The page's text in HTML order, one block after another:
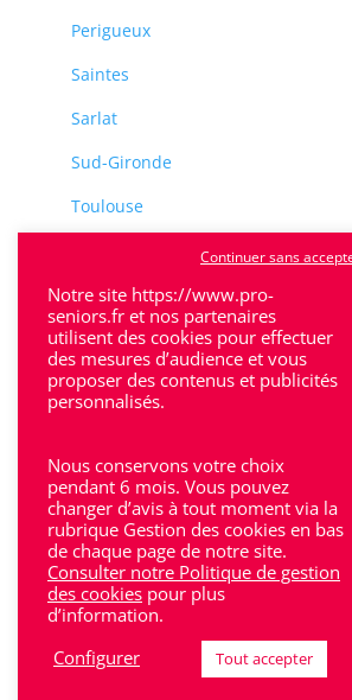
Perigueux
Saintes
Sarlat
Sud-Gironde
Toulouse
Villeneuve-Sur-Lot
Bron
Lyon
Lyon 6
Villeurbanne
Calluire
Notre site https://www.pro-
seniors.fr et nos partenaires
utilisent des cookies pour effectuer
des mesures d’audience et vous
proposer des contenus et publicités
personnalisés.
Nous conservons votre choix
pendant 6 mois. Vous pouvez
changer d’avis à tout moment via la
rubrique Gestion des cookies en bas
de chaque page de notre site.
Consulter notre Politique de gestion
des cookies pour plus
d’information.
Configurer
Continuer sans
Tout accepter